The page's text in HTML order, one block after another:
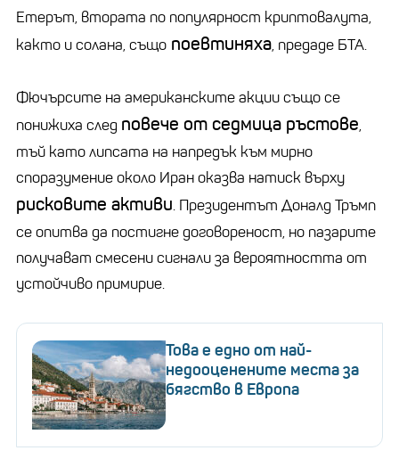
Етерът, втората по популярност криптовалута,
както и солана, също поевтиняха, предаде БТА.
Фючърсите на американските акции също се
понижиха след повече от седмица ръстове,
тъй като липсата на напредък към мирно
споразумение около Иран оказва натиск върху
рисковите активи. Президентът Доналд Тръмп
се опитва да постигне договореност, но пазарите
получават смесени сигнали за вероятността от
устойчиво примирие.
Това е едно от най-
недооценените места за
бягство в Европа